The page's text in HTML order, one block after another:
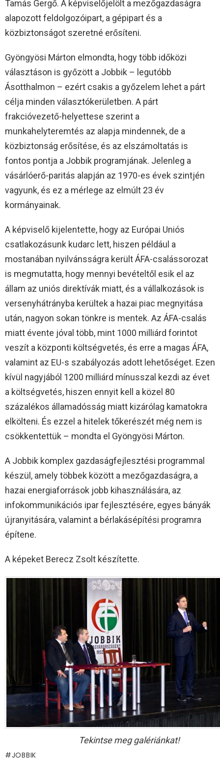
Tamás Gergő. A képviselőjelölt a mezőgazdaságra
alapozott feldolgozóipart, a gépipart és a
közbiztonságot szeretné erősíteni.
Gyöngyösi Márton elmondta, hogy több időközi
választáson is győzött a Jobbik – legutóbb
Ásotthalmon – ezért csakis a győzelem lehet a párt
célja minden választókerületben. A párt
frakcióvezető-helyettese szerint a
munkahelyteremtés az alapja mindennek, de a
közbiztonság erősítése, és az elszámoltatás is
fontos pontja a Jobbik programjának. Jelenleg a
vásárlóerő-paritás alapján az 1970-es évek szintjén
vagyunk, és ez a mérlege az elmúlt 23 év
kormányainak.
A képviselő kijelentette, hogy az Európai Uniós
csatlakozásunk kudarc lett, hiszen például a
mostanában nyilvánsságra került ÁFA-csalássorozat
is megmutatta, hogy mennyi bevételtől esik el az
állam az uniós direktívák miatt, és a vállalkozások is
versenyhátrányba kerültek a hazai piac megnyitása
után, nagyon sokan tönkre is mentek. Az ÁFA-csalás
miatt évente jóval több, mint 1000 milliárd forintot
veszít a központi költségvetés, és erre a magas ÁFA,
valamint az EU-s szabályozás adott lehetőséget. Ezen
kívül nagyjából 1200 milliárd mínusszal kezdi az évet
a költségvetés, hiszen ennyit kell a közel 80
százalékos államadósság miatt kizárólag kamatokra
elkölteni. És ezzel a hitelek tőkerészét még nem is
csökkentettük – mondta el Gyöngyösi Márton.
A Jobbik komplex gazdaságfejlesztési programmal
készül, amely többek között a mezőgazdaságra, a
hazai energiaforrások jobb kihasználására, az
infokommunikációs ipar fejlesztésére, egyes bányák
újranyitására, valamint a bérlakásépítési programra
építene.
A képeket Berecz Zsolt készítette.
Tekintse meg galériánkat!
JOBBIK